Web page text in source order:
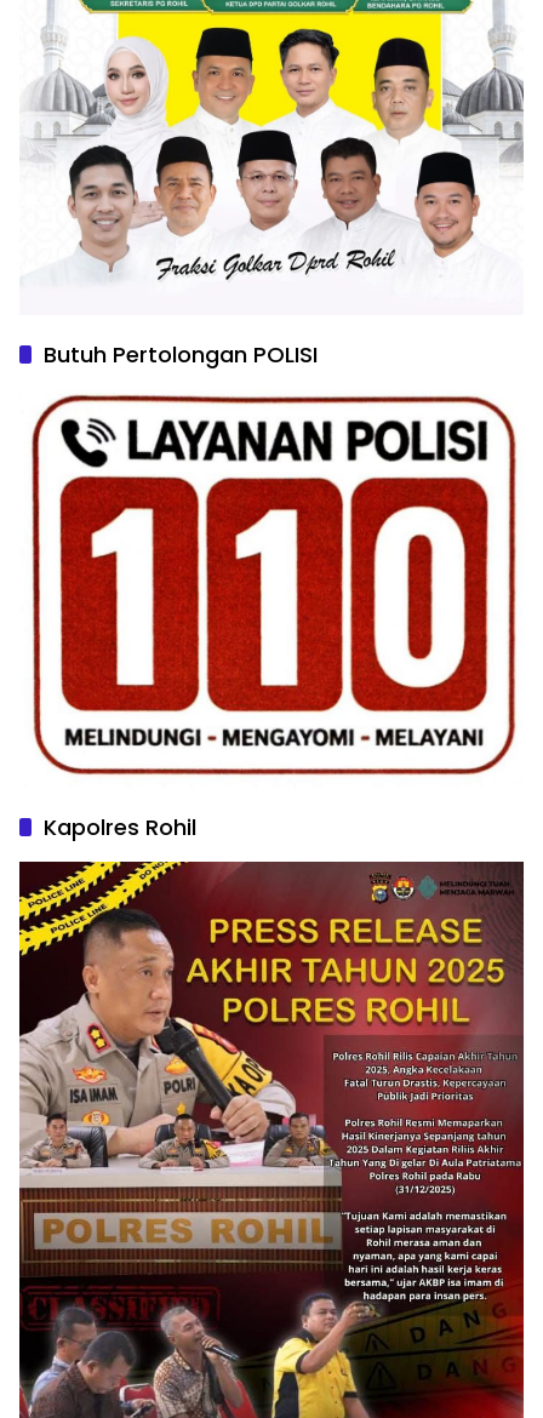
Butuh Pertolongan POLISI
Kapolres Rohil